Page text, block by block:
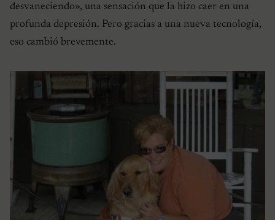
desvaneciendo», una sensación que la hizo caer en una
profunda depresión. Pero gracias a una nueva tecnología,
eso cambió brevemente.